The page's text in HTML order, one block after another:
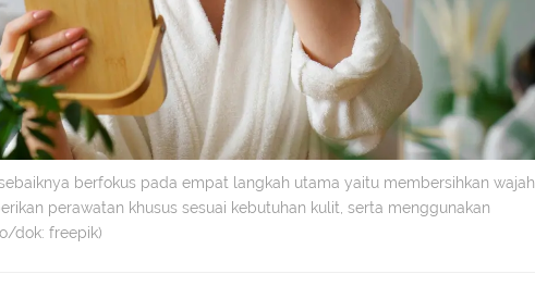
berfokus pada empat langkah utama yaitu membersihkan wajah,
perawatan khusus sesuai kebutuhan kulit, serta menggunakan
dok: freepik)